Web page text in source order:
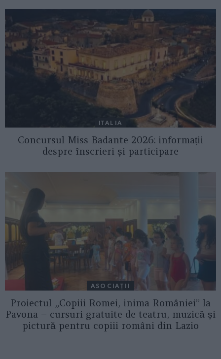
ITALIA
Concursul Miss Badante 2026: informații
despre înscrieri și participare
ASOCIAŢII
Proiectul „Copiii Romei, inima României” la
Pavona – cursuri gratuite de teatru, muzică și
pictură pentru copiii români din Lazio